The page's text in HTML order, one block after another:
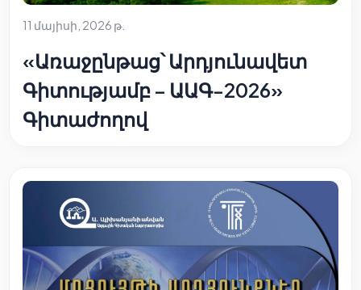
11 մայիսի, 2026 թ.
«Առաջընթաց՝ Արդյունավետ
Գիտությամբ – ԱԱԳ-2026»
Գիտաժողով